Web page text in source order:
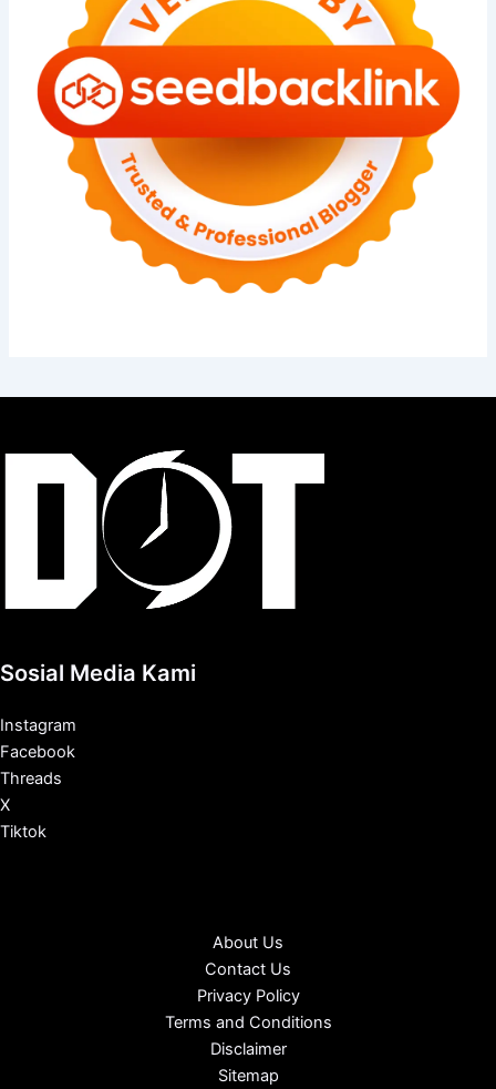
Sosial Media Kami
Instagram
Facebook
Threads
X
Tiktok
About Us
Contact Us
Privacy Policy
Terms and Conditions
Disclaimer
Sitemap